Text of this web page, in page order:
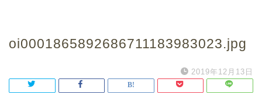
oi0001865892686711183983023.jpg
2019年12月13日